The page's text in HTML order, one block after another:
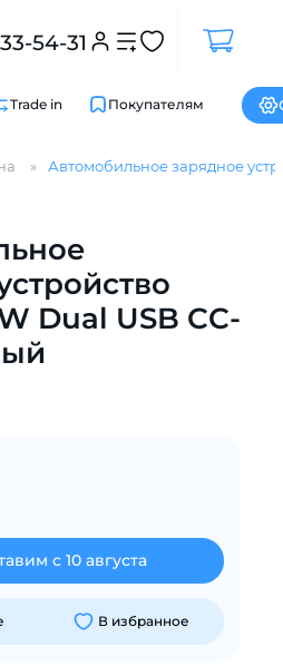
54-31
Trade in Покупателям
Автомобильное зарядное
Dual USB CC-
с 10 августа
В избранное